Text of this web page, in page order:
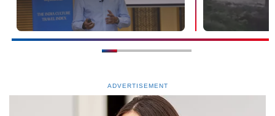
ADVERTISEMENT